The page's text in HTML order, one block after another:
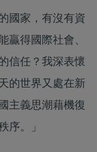
國家，有沒有資
贏得國際社會、
信任？我深表懷
的世界又處在新
主義思潮藉機復
序。」